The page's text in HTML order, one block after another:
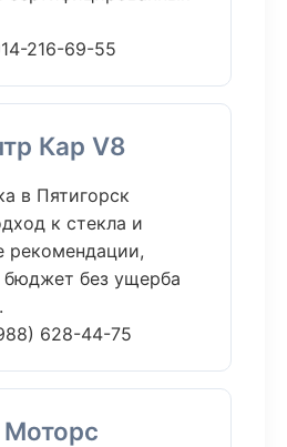
216-69-55
Кар V8
в Пятигорск
к стекла и
рекомендации,
без ущерба
628-44-75